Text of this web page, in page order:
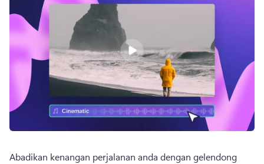
Abadikan kenangan perjalanan anda dengan gelendong